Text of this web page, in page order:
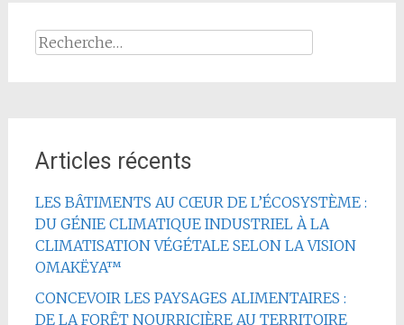
Rechercher :
Articles récents
LES BÂTIMENTS AU CŒUR DE L’ÉCOSYSTÈME :
DU GÉNIE CLIMATIQUE INDUSTRIEL À LA
CLIMATISATION VÉGÉTALE SELON LA VISION
OMAKËYA™
CONCEVOIR LES PAYSAGES ALIMENTAIRES :
DE LA FORÊT NOURRICIÈRE AU TERRITOIRE